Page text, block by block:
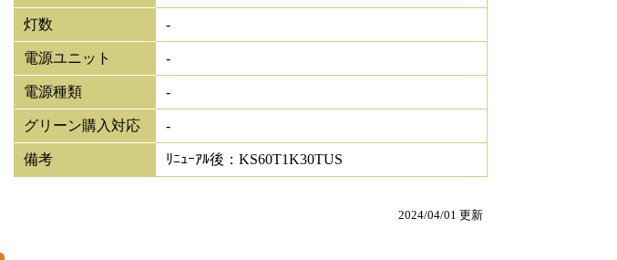
灯数 -
電源ユニット -
電源種類 -
グリーン購入対応 -
備考 ﾘﾆｭｰｱﾙ後：KS60T1K30TUS
2024/04/01 更新